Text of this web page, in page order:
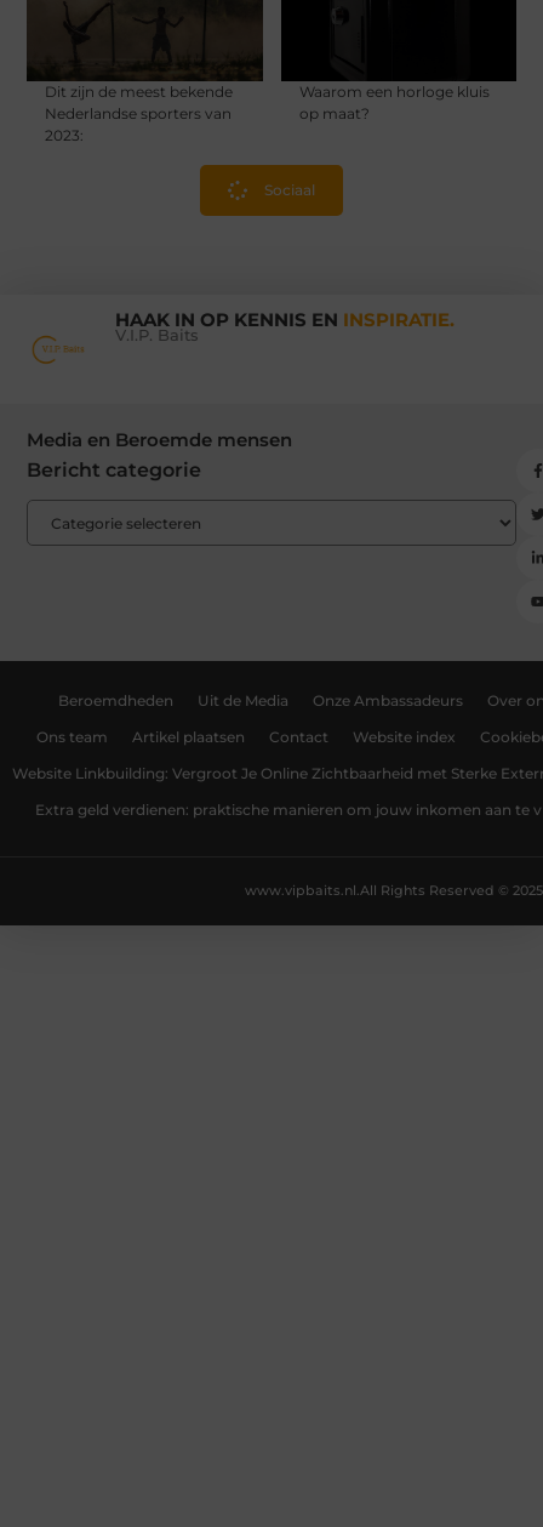
Dit zijn de meest bekende
Nederlandse sporters van
2023:
Waarom een horloge kluis
op maat?
Sociaal
HAAK IN OP KENNIS EN INSPIRATIE.
V.I.P. Baits
Media en Beroemde mensen
Bericht categorie
Beroemdheden Uit de Media Onze Ambassadeurs Over
Ons team Artikel plaatsen Contact Website index
Website Linkbuilding: Vergroot Je Online Zichtbaarheid met Sterke
Extra geld verdienen: praktische manieren om jouw inkomen aan te
All Rights Reserved © 2025
www.vipbaits.nl.